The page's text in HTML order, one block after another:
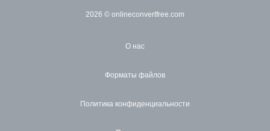
2026 © onlineconvertfree.com
О нас
Форматы файлов
Политика конфиденциальности